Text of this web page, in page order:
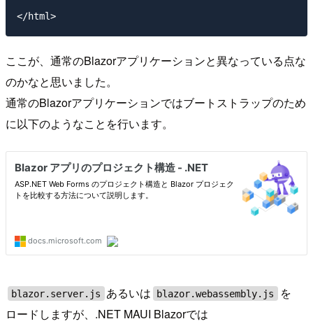
ここが、通常のBlazorアプリケーションと異なっている点な
のかなと思いました。
通常のBlazorアプリケーションではブートストラップのため
に以下のようなことを行います。
blazor.server.js あるいは blazor.webassembly.js
を
ロードしますが、.NET MAUI Blazorでは